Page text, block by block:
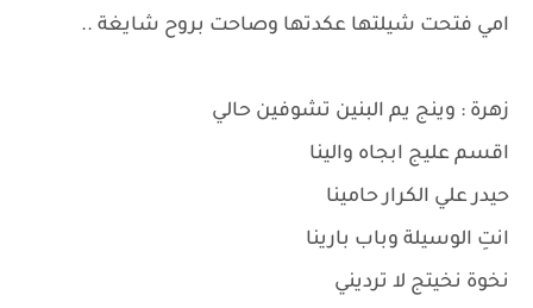
امي فتحت شيلتها عكدتها وصاحت بروح شايغة ..
زهرة : وينج يم البنين تشوفين حالي
اقسم عليج ابجاه والينا
حيدر علي الكرار حامينا
انتِ الوسيلة وباب بارينا
نخوة نخيتج لا ترديني